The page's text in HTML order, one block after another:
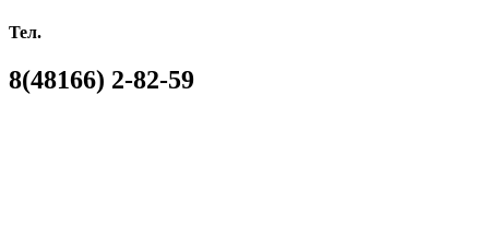
Тел.
8(48166) 2-82-59